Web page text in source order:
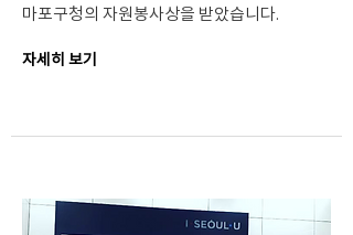
마포구청의 자원봉사상을 받았습니다.
자세히 보기